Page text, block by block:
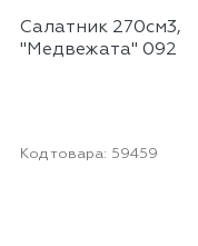
Салатник 270см3,
"Медвежата" 092
Код товара: 59459